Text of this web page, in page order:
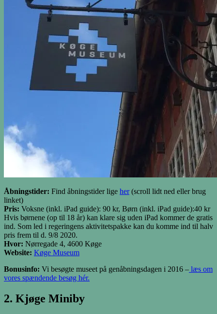
Åbningstider: Find åbningstider lige her(scroll lidt ned eller brug
linket)
Pris: Voksne (inkl. iPad guide): 90 kr, Børn (inkl. iPad guide):40 kr
Hvis børnene (op til 18 år) kan klare sig uden iPad kommer de gratis
ind. Som led i regeringens aktivitetspakke kan du komme ind til halv
pris frem til d. 9/8 2020.
Hvor: Nørregade 4, 4600 Køge
Website: Køge Museum
Bonusinfo: Vi besøgte museet på genåbningsdagen i 2016 – læs om
vores spændende besøg hér.
2. Kjøge Miniby